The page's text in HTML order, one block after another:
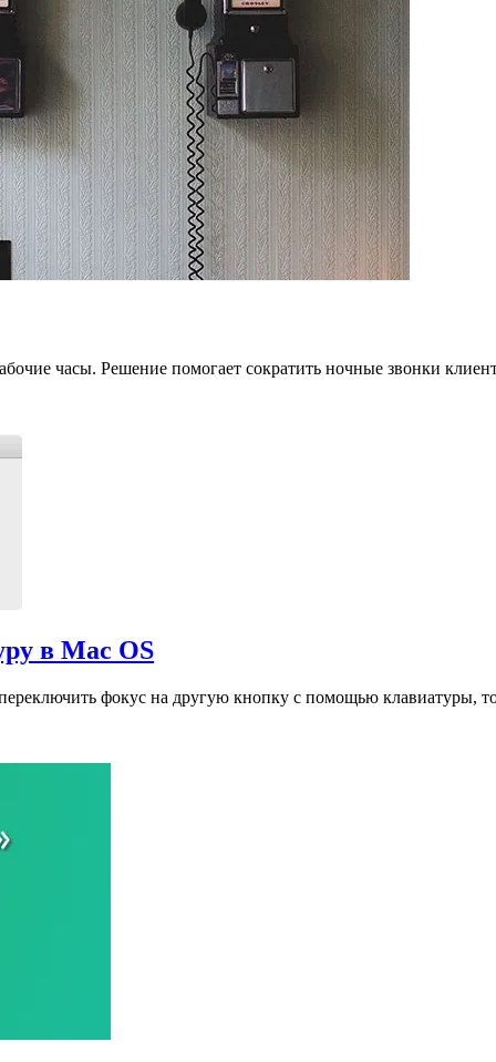
часы. Решение помогает сократить ночные звонки
в Mac OS
фокус на другую кнопку с помощью клавиатуры,